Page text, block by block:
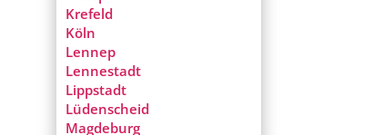
Krefeld
Köln
Lennep
Lennestadt
Lippstadt
Lüdenscheid
Magdeburg